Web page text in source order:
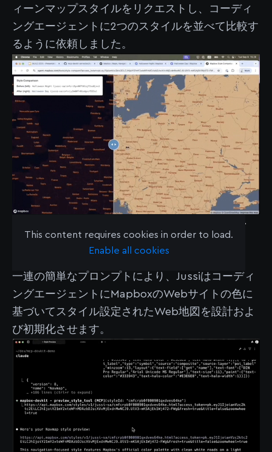
ィーンマップスタイルをリクエストし、コーディ
ングエージェントに2つのスタイルを並べて比較す
るように依頼しました。
This content requires cookies in order to load.
Enable all cookies
デモ3：カスタムスタイルをシ
ンプルなWebマップに適用
一連の簡単なプロンプトにより、Jussiはコーディ
ングエージェントにMapboxのWebサイトの色に
基づいてスタイル設定されたWeb地図を設計およ
び初期化させます。